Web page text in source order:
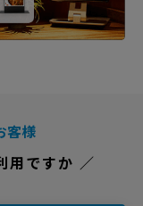
客様
用ですか ／